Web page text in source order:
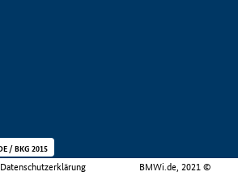
Datenschutzerklärung BMWi.de, 2021 ©
/ BKG 2015